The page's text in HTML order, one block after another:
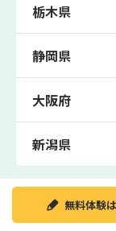
栃木県
静岡県
大阪府
新潟県
無料体験は